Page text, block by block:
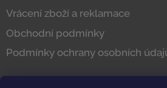
Vrácení zboží a reklamace
Obchodní podmínky
Podmínky ochrany osobních